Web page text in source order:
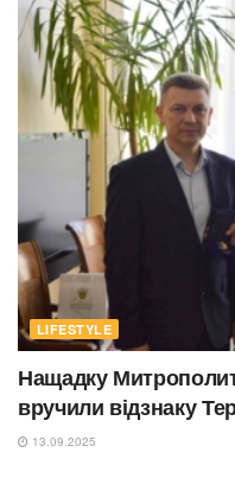
LIFESTYLE
Нащадку
вручили відзнаку
13.09.2025